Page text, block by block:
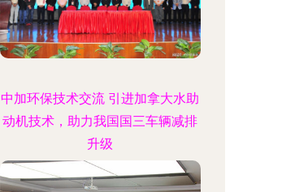
中加环保技术交流 引进加拿大水助
动机技术，助力我国国三车辆减排
升级